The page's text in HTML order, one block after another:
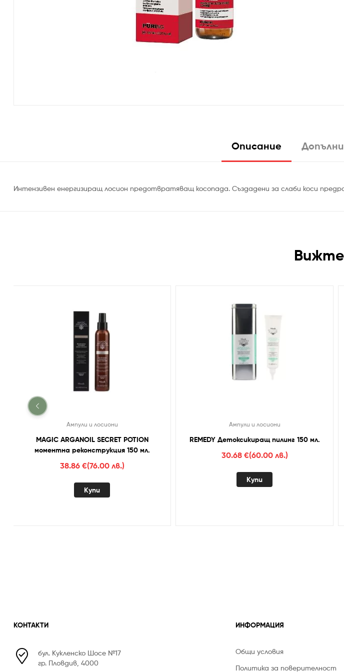
Описание
Интензивен енергизиращ лосион предотвратяващ косопада. Създадени за слаби коси
Ампули и лосиони
MAGIC ARGANOIL SECRET POTION
моментна реконструкция 150 мл.
38.86 €(76.00 лв.)
Купи
Ампули и лосиони
REMEDY Детоксикиращ пилинг 150 мл.
30.68 €(60.00 лв.)
Купи
КОНТАКТИ
бул. Кукленско Шосе №17
гр. Пловдив, 4000
ИНФОРМАЦИЯ
Общи условия
Политика за поверителност